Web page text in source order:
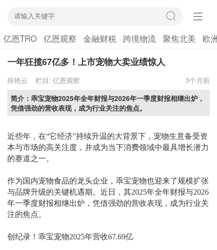
亿恩TRO 亿恩观察 金融财税 跨境物流 聚焦北美 欧
一年狂揽67亿多！上市宠物大卖业绩惊人
薛艳云 栏目: 亿恩观察
3个月前
简介：乖宝宠物2025年全年财报与2026年一季度财报相继出炉，
凭借强劲的营收表现，成为行业关注的焦点。
近些年，在“它经济”持续升温的大背景下，宠物生意备受资
本与市场的高关注度，并成为当下消费领域中最具增长潜力
的赛道之一。
作为国内宠物食品的龙头企业，乖宝宠物也迎来了规模扩张
与品牌升级的关键机遇期。近日，其2025年全年财报与2026
年一季度财报相继出炉，凭借强劲的营收表现，成为行业关
注的焦点。
创纪录！乖宝宠物2025年营收67.69亿